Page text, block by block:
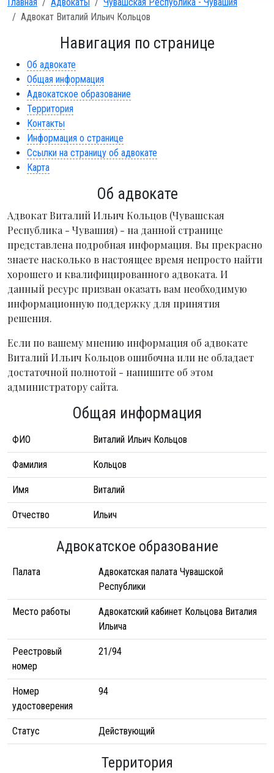
Адвокат Виталий Ильич Кольцов
Навигация по странице
Об адвокате
Общая информация
Адвокатское образование
Территория
Контакты
Информация о странице
Ссылки на страницу об адвокате
Карта
Об адвокате
Адвокат Виталий Ильич Кольцов (Чувашская
Республика - Чувашия) - на данной странице
представлена подробная информация. Вы прекрасно
знаете насколько в настоящее время непросто найти
хорошего и квалифицированного адвоката. И
данный ресурс призван оказать вам необходимую
информационную поддержку для принятия
решения.
Если по вашему мнению информация об адвокате
Виталий Ильич Кольцов ошибочна или не обладает
достаточной полнотой - напишите об этом
администратору сайта.
Общая информация
ФИО Виталий Ильич Кольцов
Фамилия Кольцов
Имя Виталий
Отчество Ильич
Адвокатское образование
Палата
Адвокатская палата Чувашской
Республики
Место работы
Адвокатский кабинет Кольцова Виталия
Ильича
Реестровый
номер
21/94
Номер
удостоверения
94
Статус Действующий
Территория